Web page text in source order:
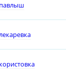
павлыш
користовка